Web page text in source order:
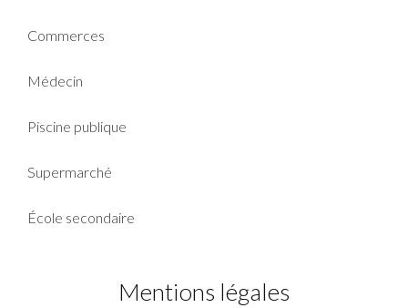
Commerces
Médecin
Piscine publique
Supermarché
École secondaire
Mentions légales